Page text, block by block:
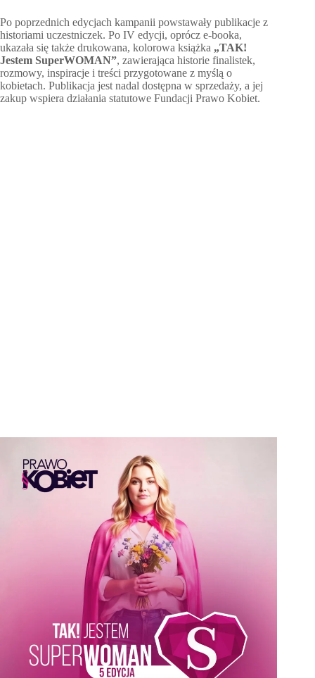
Po poprzednich edycjach kampanii powstawały publikacje z
historiami uczestniczek. Po IV edycji, oprócz e-booka,
ukazała się także drukowana, kolorowa książka „TAK!
Jestem SuperWOMAN”, zawierająca historie finalistek,
rozmowy, inspiracje i treści przygotowane z myślą o
kobietach. Publikacja jest nadal dostępna w sprzedaży, a jej
zakup wspiera działania statutowe Fundacji Prawo Kobiet.